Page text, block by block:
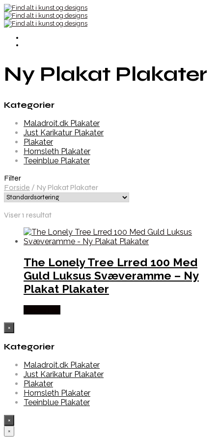
Ny Plakat Plakater
Kategorier
Maladroit.dk Plakater
Just Karikatur Plakater
Plakater
Hornsleth Plakater
Teeinblue Plakater
Filter
Forside / Ny Plakat Plakater
Viser 1 resultat
The Lonely Tree Lrred 100 Med
Guld Luksus Svæveramme – Ny
Plakat Plakater
×
Kategorier
Maladroit.dk Plakater
Just Karikatur Plakater
Plakater
Hornsleth Plakater
Teeinblue Plakater
×
×